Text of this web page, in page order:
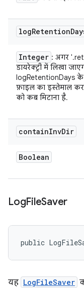
logRetention
Integer : अगर
डायरेक्ट्री में लिखा
logRetentionDays के
फ़ाइल का इस्तेमाल
को कब मिटाना है.
containInvDir
Boolean
LogFileSaver
public
यह LogFileSaver